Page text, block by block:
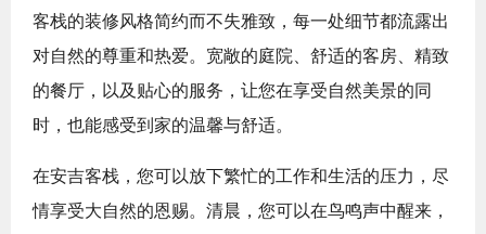
客栈的装修风格简约而不失雅致，每一处细节都流露出
对自然的尊重和热爱。宽敞的庭院、舒适的客房、精致
的餐厅，以及贴心的服务，让您在享受自然美景的同
时，也能感受到家的温馨与舒适。
在安吉客栈，您可以放下繁忙的工作和生活的压力，尽
情享受大自然的恩赐。清晨，您可以在鸟鸣声中醒来，